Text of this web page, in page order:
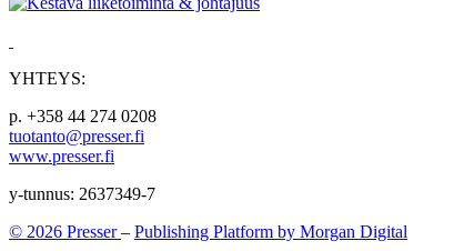
YHTEYS:
p. +358 44 274 0208
tuotanto@presser.fi
www.presser.fi
y-tunnus: 2637349-7
© 2026 Presser– Publishing Platform by Morgan Digital